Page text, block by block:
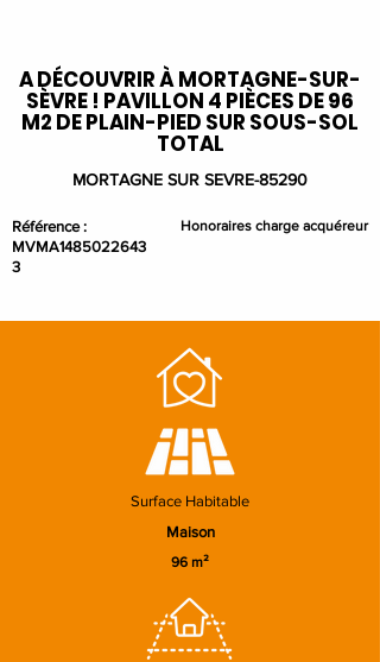
A DÉCOUVRIR À MORTAGNE-SUR-
SÈVRE ! PAVILLON 4 PIÈCES DE 96
M2 DE PLAIN-PIED SUR SOUS-SOL
TOTAL
MORTAGNE SUR SEVRE-85290
Référence :
MVMA1485022643
3
Honoraires charge acquéreur
Surface Habitable
Maison
96 m²